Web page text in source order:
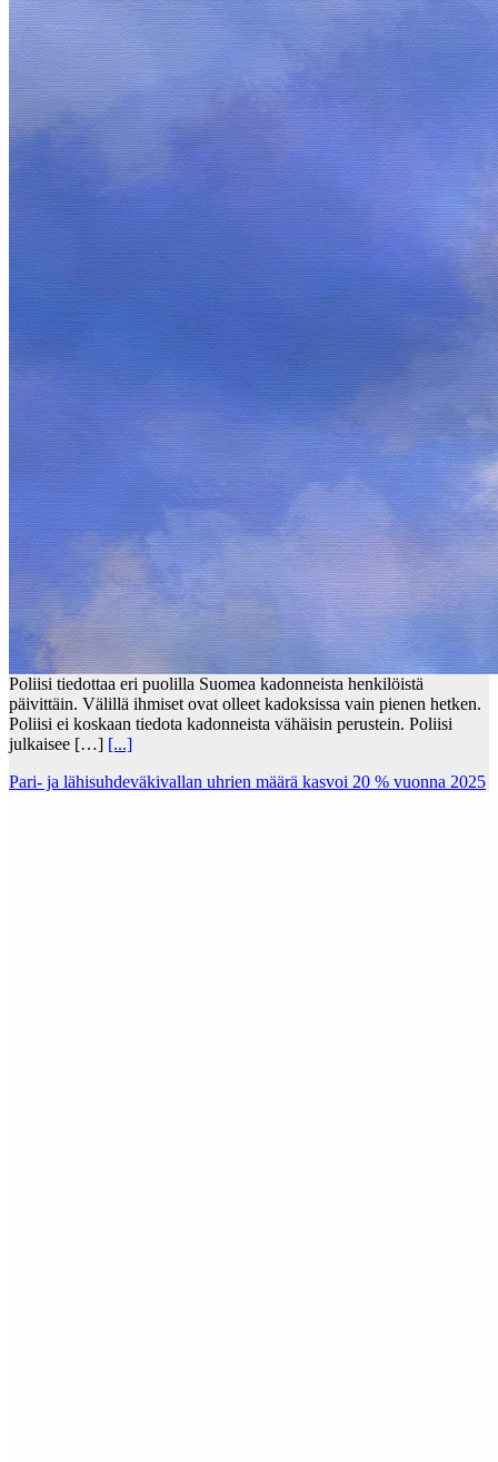
Poliisi tiedottaa eri puolilla Suomea kadonneista henkilöistä
päivittäin. Välillä ihmiset ovat olleet kadoksissa vain pienen hetken.
Poliisi ei koskaan tiedota kadonneista vähäisin perustein. Poliisi
julkaisee […] [...]
Pari- ja lähisuhdeväkivallan uhrien määrä kasvoi 20 % vuonna 2025